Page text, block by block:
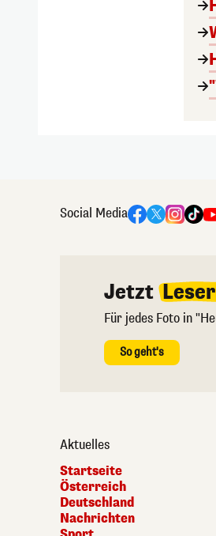
Social Media
Jetzt
Für jedes Foto in
So geht's
Aktuelles
Startseite
Österreich
Deutschland
Nachrichten